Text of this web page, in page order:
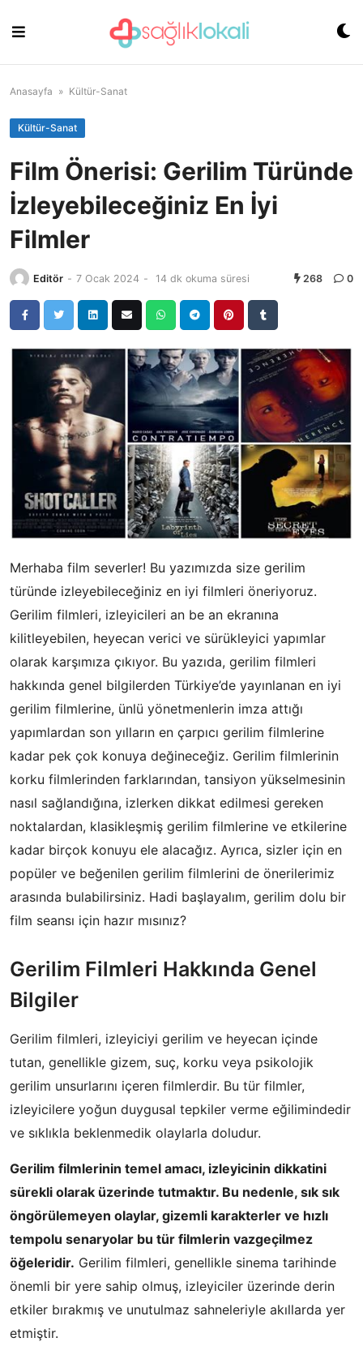
content
Anasayfa » Kültür-Sanat
Kültür-Sanat
Film Önerisi: Gerilim Türünde
İzleyebileceğiniz En İyi
Filmler
Editör - 7 Ocak 2024 - 14 dk okuma süresi 268 0
Merhaba film severler! Bu yazımızda size gerilim
türünde izleyebileceğiniz en iyi filmleri öneriyoruz.
Gerilim filmleri, izleyicileri an be an ekranına
kilitleyebilen, heyecan verici ve sürükleyici yapımlar
olarak karşımıza çıkıyor. Bu yazıda, gerilim filmleri
hakkında genel bilgilerden Türkiye’de yayınlanan en iyi
gerilim filmlerine, ünlü yönetmenlerin imza attığı
yapımlardan son yılların en çarpıcı gerilim filmlerine
kadar pek çok konuya değineceğiz. Gerilim filmlerinin
korku filmlerinden farklarından, tansiyon yükselmesinin
nasıl sağlandığına, izlerken dikkat edilmesi gereken
noktalardan, klasikleşmiş gerilim filmlerine ve etkilerine
kadar birçok konuyu ele alacağız. Ayrıca, sizler için en
popüler ve beğenilen gerilim filmlerini de önerilerimiz
arasında bulabilirsiniz. Hadi başlayalım, gerilim dolu bir
film seansı için hazır mısınız?
Gerilim Filmleri Hakkında Genel
Bilgiler
Gerilim filmleri, izleyiciyi gerilim ve heyecan içinde
tutan, genellikle gizem, suç, korku veya psikolojik
gerilim unsurlarını içeren filmlerdir. Bu tür filmler,
izleyicilere yoğun duygusal tepkiler verme eğilimindedir
ve sıklıkla beklenmedik olaylarla doludur.
Gerilim filmlerinin temel amacı, izleyicinin dikkatini
sürekli olarak üzerinde tutmaktır. Bu nedenle, sık sık
öngörülemeyen olaylar, gizemli karakterler ve hızlı
tempolu senaryolar bu tür filmlerin vazgeçilmez
öğeleridir. Gerilim filmleri, genellikle sinema tarihinde
önemli bir yere sahip olmuş, izleyiciler üzerinde derin
etkiler bırakmış ve unutulmaz sahneleriyle akıllarda yer
etmiştir.